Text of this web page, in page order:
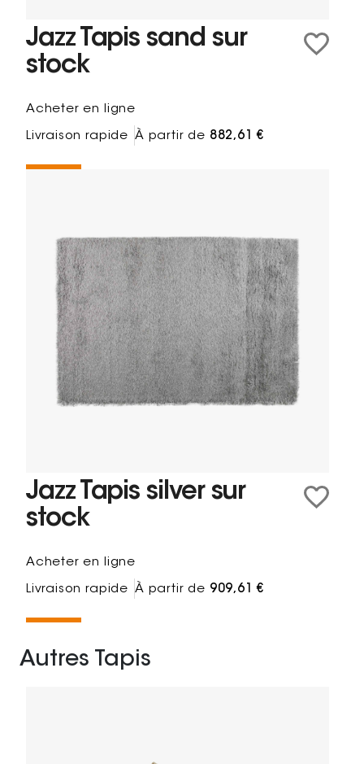
Jazz Tapis sand sur
stock
Acheter en ligne
Livraison rapide À partir de 882,61 €
Jazz Tapis silver sur
stock
Acheter en ligne
Livraison rapide À partir de 909,61 €
Autres Tapis